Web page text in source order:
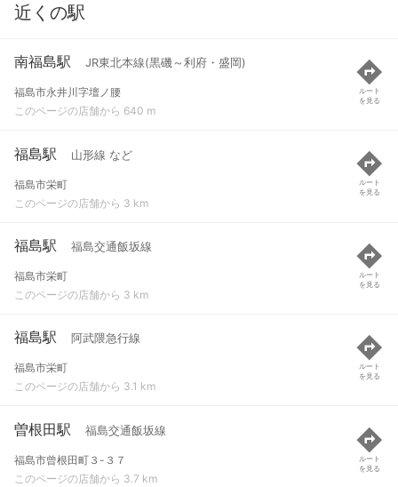
近くの駅
南福島駅 JR東北本線(黒磯～利府・盛岡)
福島市永井川字壇ノ腰
このページの店舗から 640 m
ルート
を見る
福島駅 山形線 など
福島市栄町
このページの店舗から 3 km
ルート
を見る
福島駅 福島交通飯坂線
福島市栄町
このページの店舗から 3 km
ルート
を見る
福島駅 阿武隈急行線
福島市栄町
このページの店舗から 3.1 km
ルート
を見る
曽根田駅 福島交通飯坂線
福島市曾根田町３-３７
このページの店舗から 3.7 km
ルート
を見る